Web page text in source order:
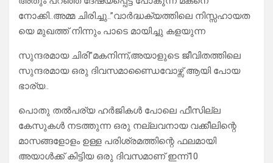
നോക്കി..അമ്മ ചിരിച്ചു..”വാർദ്ധക്യത്തിലെ നിസ്സഹായത
യെ മുഖത്ത് നിന്നും പാടെ മായിച്ചു കളയുന്ന
സുന്ദരമായ ചിരി”മകനിന്ന്,അയാളുടെ ജീവിതത്തിലെ
സുന്ദരമായ ഒരു ദിവസമാണ്ഡൈവോഴ്സ് ആയി പോയ
ഭാര്യ..
പൊതു തൽപര്യ ഹർജികൾ പോലെ ഫീസില്ല
കേസുകൾ നടത്തുന്ന ഒരു നല്ലവനായ വക്കീലിന്റെ
മാസങ്ങളോളം ഉള്ള പരിശ്രമത്തിന്റെ ഫലമായി
അയാൾക്ക് കിട്ടിയ ഒരു ദിവസമാണ് ഇന്ന്10